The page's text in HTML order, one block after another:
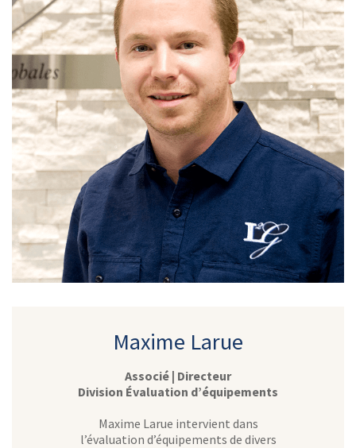
Maxime Larue
Associé | Directeur
Division Évaluation d’équipements
Maxime Larue intervient dans
l’évaluation d’équipements de divers